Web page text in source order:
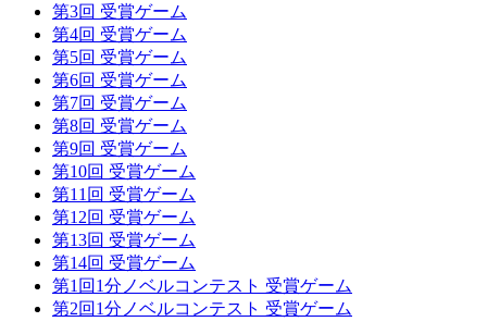
第3回 受賞ゲーム
第4回 受賞ゲーム
第5回 受賞ゲーム
第6回 受賞ゲーム
第7回 受賞ゲーム
第8回 受賞ゲーム
第9回 受賞ゲーム
第10回 受賞ゲーム
第11回 受賞ゲーム
第12回 受賞ゲーム
第13回 受賞ゲーム
第14回 受賞ゲーム
第1回1分ノベルコンテスト 受賞ゲーム
第2回1分ノベルコンテスト 受賞ゲーム